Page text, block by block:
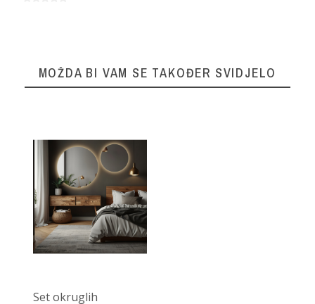
MOŽDA BI VAM SE TAKOĐER SVIDJELO
Set okruglih